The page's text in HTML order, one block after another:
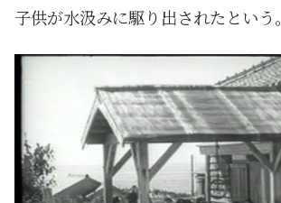
子供が水汲みに駆り出されたという。